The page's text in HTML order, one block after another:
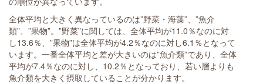
全体平均と大きく異なっているのは”野菜・海藻”、”魚介
類”、”果物”。”野菜”に関しては、全体平均が11.0％なのに対
し13.6％、”果物”は全体平均が4.2％なのに対し6.1％となって
います。一番全体平均と差が大きいのは”魚介類”であり、全体
平均が7.4％なのに対し、10.2％となっており、若い層よりも
魚介類を大きく摂取していることが分かります。